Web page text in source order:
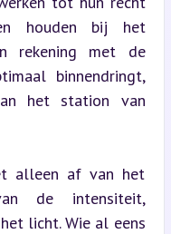
houden bij het
rekening met de
binnendringt,
het station van
alleen af van het
de intensiteit,
licht. Wie al eens